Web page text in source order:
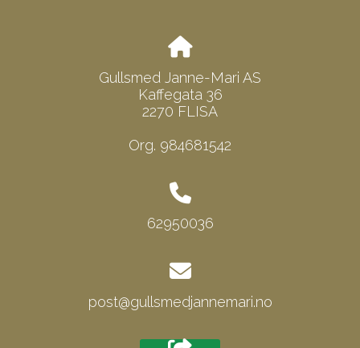
Gullsmed Janne-Mari AS
Kaffegata 36
2270 FLISA
Org. 984681542
62950036
post@gullsmedjannemari.no